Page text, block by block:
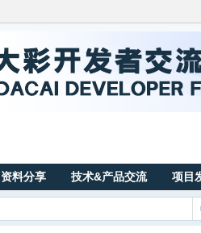
资料分享 技术&产品交流 项目